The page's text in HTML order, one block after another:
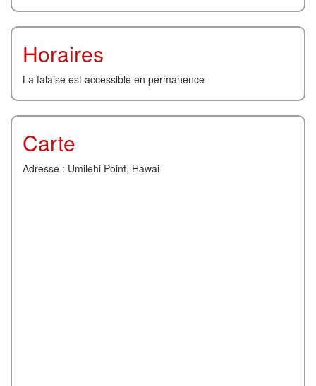
Horaires
La falaise est accessible en permanence
Carte
Adresse : Umilehi Point, Hawai